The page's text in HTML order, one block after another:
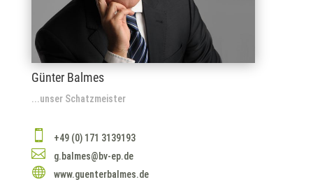
Günter Balmes
...unser Schatzmeister
 +49 (0) 171 3139193
 g.balmes@bv-ep.de
 www.guenterbalmes.de